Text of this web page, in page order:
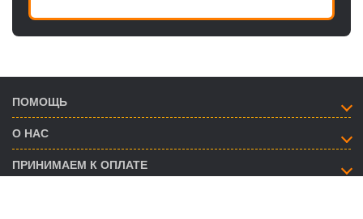
ПОМОЩЬ
О НАС
ПРИНИМАЕМ К ОПЛАТЕ